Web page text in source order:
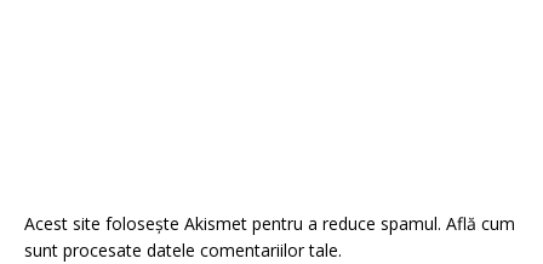
Acest site folosește Akismet pentru a reduce spamul. Află cum
sunt procesate datele comentariilor tale.